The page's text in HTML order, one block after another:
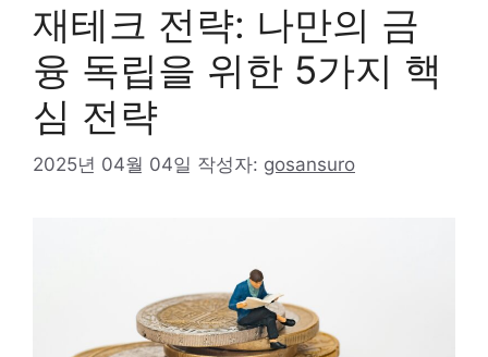
재테크 전략: 나만의 금
융 독립을 위한 5가지 핵
심 전략
2025년 04월 04일 작성자: gosansuro